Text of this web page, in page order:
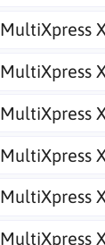
MultiXpress
MultiXpress
MultiXpress
MultiXpress
MultiXpress
MultiXpress